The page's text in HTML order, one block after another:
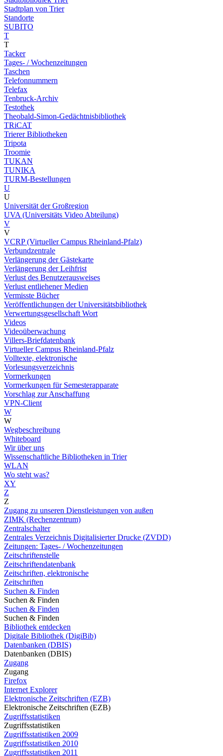
Stadtplan von Trier
Standorte
SUBITO
T
T
Tacker
Tages- / Wochenzeitungen
Taschen
Telefonnummern
Telefax
Tenbruck-Archiv
Testothek
Theobald-Simon-Gedächtnisbibliothek
TRiCAT
Trierer Bibliotheken
Tripota
Troomie
TUKAN
TUNIKA
TURM-Bestellungen
U
U
Universität der Großregion
UVA (Universitäts Video Abteilung)
V
V
VCRP (Virtueller Campus Rheinland-Pfalz)
Verbundzentrale
Verlängerung der Gästekarte
Verlängerung der Leihfrist
Verlust des Benutzerausweises
Verlust entliehener Medien
Vermisste Bücher
Veröffentlichungen der Universitätsbibliothek
Verwertungsgesellschaft Wort
Videos
Videoüberwachung
Villers-Briefdatenbank
Virtueller Campus Rheinland-Pfalz
Volltexte, elektronische
Vorlesungsverzeichnis
Vormerkungen
Vormerkungen für Semesterapparate
Vorschlag zur Anschaffung
VPN-Client
W
W
Wegbeschreibung
Whiteboard
Wir über uns
Wissenschaftliche Bibliotheken in Trier
WLAN
Wo steht was?
XY
Z
Z
Zugang zu unseren Dienstleistungen von außen
ZIMK (Rechenzentrum)
Zentralschalter
Zentrales Verzeichnis Digitalisierter Drucke (ZVDD)
Zeitungen: Tages- / Wochenzeitungen
Zeitschriftenstelle
Zeitschriftendatenbank
Zeitschriften, elektronische
Zeitschriften
Suchen & Finden
Suchen & Finden
Suchen & Finden
Suchen & Finden
Bibliothek entdecken
Digitale Bibliothek (DigiBib)
Datenbanken (DBIS)
Datenbanken (DBIS)
Zugang
Zugang
Firefox
Internet Explorer
Elektronische Zeitschriften (EZB)
Elektronische Zeitschriften (EZB)
Zugriffsstatistiken
Zugriffsstatistiken
Zugriffsstatistiken 2009
Zugriffsstatistiken 2010
Zugriffsstatistiken 2011